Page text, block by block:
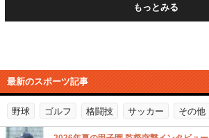
もっとみる
最新のスポーツ記事
野球 ゴルフ 格闘技 サッカー その他